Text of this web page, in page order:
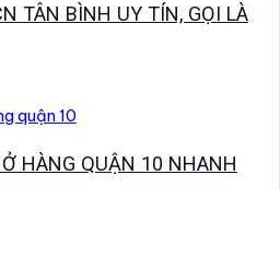
TÂN BÌNH UY TÍN, GỌI LÀ
HÀNG QUẬN 10 NHANH